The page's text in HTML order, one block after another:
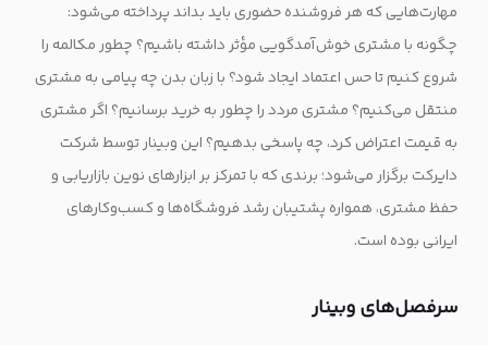
مهارت‌هایی که هر فروشنده حضوری باید بداند پرداخته می‌شود:
چگونه با مشتری خوش‌آمدگویی مؤثر داشته باشیم؟ چطور مکالمه را
شروع کنیم تا حس اعتماد ایجاد شود؟ با زبان بدن چه پیامی به مشتری
منتقل می‌کنیم؟ مشتری مردد را چطور به خرید برسانیم؟ اگر مشتری
به قیمت اعتراض کرد، چه پاسخی بدهیم؟ این وبینار توسط شرکت
دایرکت برگزار می‌شود؛ برندی که با تمرکز بر ابزارهای نوین بازاریابی و
حفظ مشتری، همواره پشتیبان رشد فروشگاه‌ها و کسب‌وکارهای
ایرانی بوده است.
سرفصل‌های وبینار